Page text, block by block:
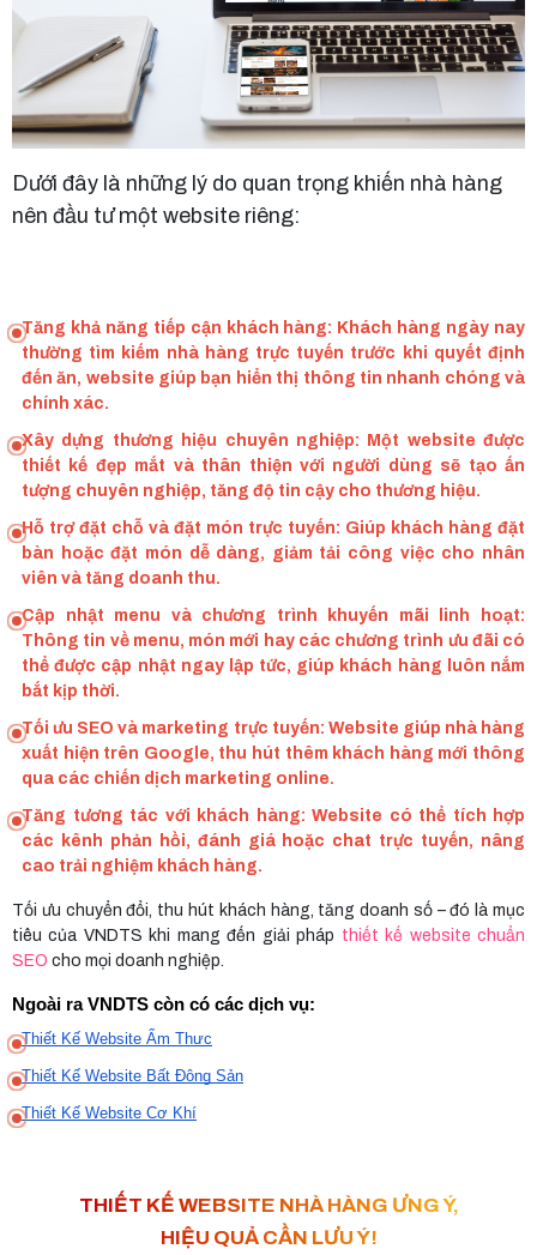
Dưới đây là những lý do quan trọng khiến nhà hàng
nên đầu tư một website riêng:
Tăng khả năng tiếp cận khách hàng: Khách hàng ngày nay
thường tìm kiếm nhà hàng trực tuyến trước khi quyết định
đến ăn, website giúp bạn hiển thị thông tin nhanh chóng và
chính xác.
Xây dựng thương hiệu chuyên nghiệp: Một website được
thiết kế đẹp mắt và thân thiện với người dùng sẽ tạo ấn
tượng chuyên nghiệp, tăng độ tin cậy cho thương hiệu.
Hỗ trợ đặt chỗ và đặt món trực tuyến: Giúp khách hàng đặt
bàn hoặc đặt món dễ dàng, giảm tải công việc cho nhân
viên và tăng doanh thu.
Cập nhật menu và chương trình khuyến mãi linh hoạt:
Thông tin về menu, món mới hay các chương trình ưu đãi có
thể được cập nhật ngay lập tức, giúp khách hàng luôn nắm
bắt kịp thời.
Tối ưu SEO và marketing trực tuyến: Website giúp nhà hàng
xuất hiện trên Google, thu hút thêm khách hàng mới thông
qua các chiến dịch marketing online.
Tăng tương tác với khách hàng: Website có thể tích hợp
các kênh phản hồi, đánh giá hoặc chat trực tuyến, nâng
cao trải nghiệm khách hàng.
Tối ưu chuyển đổi, thu hút khách hàng, tăng doanh số – đó là mục
tiêu của VNDTS khi mang đến giải pháp thiết kế website chuẩn
SEO cho mọi doanh nghiệp.
Ngoài ra VNDTS còn có các dịch vụ:
Thiết Kế Website Ẩm Thực
Thiết Kế Website Bất Động Sản
Thiết Kế Website Cơ Khí
THIẾT KẾ WEBSITE NHÀ HÀNG ƯNG Ý,
HIỆU QUẢ CẦN LƯU Ý!